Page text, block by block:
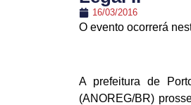
16/03/2016
O evento ocorrerá
A prefeitura de
(ANOREG/BR)